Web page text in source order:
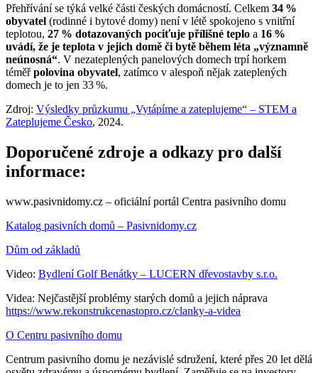
Přehřívání se týká velké části českých domácností. Celkem 34 %
obyvatel (rodinné i bytové domy) není v létě spokojeno s vnitřní
teplotou, 27 % dotazovaných pociťuje přílišné teplo a 16 %
uvádí, že je teplota v jejich domě či bytě během léta „významně
neúnosná“. V nezateplených panelových domech trpí horkem
téměřpolovina obyvatel, zatímco v alespoň nějak zateplených
domech je to jen 33 %.
Zdroj: Výsledky průzkumu „Vytápíme a zateplujeme“ – STEM a
Zateplujeme Česko, 2024.
Doporučené zdroje a odkazy pro další
informace:
www.pasivnidomy.cz – oficiální portál Centra pasivního domu
Katalog pasivních domů – Pasivnidomy.cz
Dům od základů
Video: Bydlení Golf Benátky – LUCERN dřevostavby s.r.o.
Videa: Nejčastější problémy starých domů a jejich náprava
https://www.rekonstrukcenastopro.cz/clanky-a-videa
O Centru pasivního domu
Centrum pasivního domu je nezávislé sdružení, které přes 20 let dělá